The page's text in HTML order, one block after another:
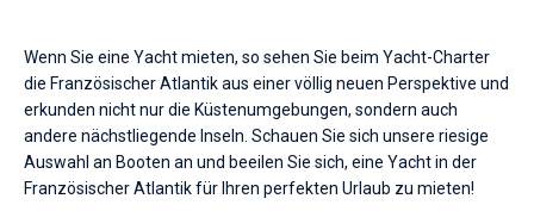
Wenn Sie eine Yacht mieten, so sehen Sie beim Yacht-Charter
die Französischer Atlantik aus einer völlig neuen Perspektive und
erkunden nicht nur die Küstenumgebungen, sondern auch
andere nächstliegende Inseln. Schauen Sie sich unsere riesige
Auswahl an Booten an und beeilen Sie sich, eine Yacht in der
Französischer Atlantik für Ihren perfekten Urlaub zu mieten!